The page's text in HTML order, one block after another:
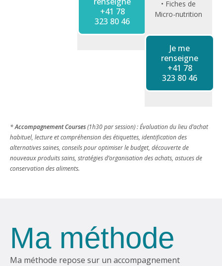
+41 78
323 80 46
• Fiches de
Micro-nutrition
Je me
renseigne
+41 78
323 80 46
*Accompagnement Courses(1h30 par session) : Évaluation du lieu d’achat
habituel, lecture et compréhension des étiquettes, identification des
alternatives saines, conseils pour optimiser le budget, découverte de
nouveaux produits sains, stratégies d’organisation des achats, astuces de
conservation des aliments.
Ma méthode
Ma méthode repose sur un accompagnement